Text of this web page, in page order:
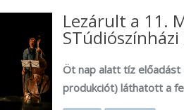
Lezárult a 11.
Öt nap alatt tíz
produkciót) láthatott a